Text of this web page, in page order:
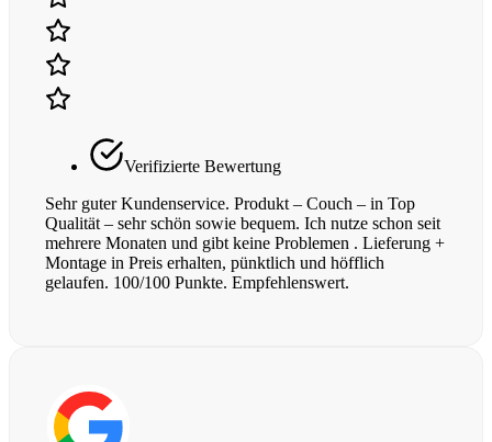
Verifizierte Bewertung
Sehr guter Kundenservice. Produkt – Couch – in Top
Qualität – sehr schön sowie bequem. Ich nutze schon seit
mehrere Monaten und gibt keine Problemen . Lieferung +
Montage in Preis erhalten, pünktlich und höfflich
gelaufen. 100/100 Punkte. Empfehlenswert.